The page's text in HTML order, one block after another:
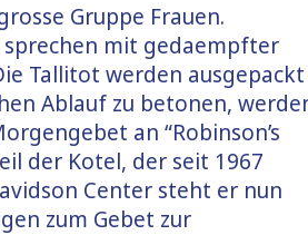
Gruppe Frauen.
sprechen mit gedaempfter
Tallitot werden ausgepackt
Ablauf zu betonen,
an “Robinson’s
der Kotel, der seit 1967
Center steht er nun
zum Gebet zur